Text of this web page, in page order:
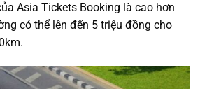
Asia Tickets Booking là cao hơn
có thể lên đến 5 triệu đồng cho